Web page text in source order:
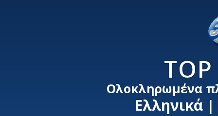
TOP
Ολοκληρωμένα
Ελληνικά